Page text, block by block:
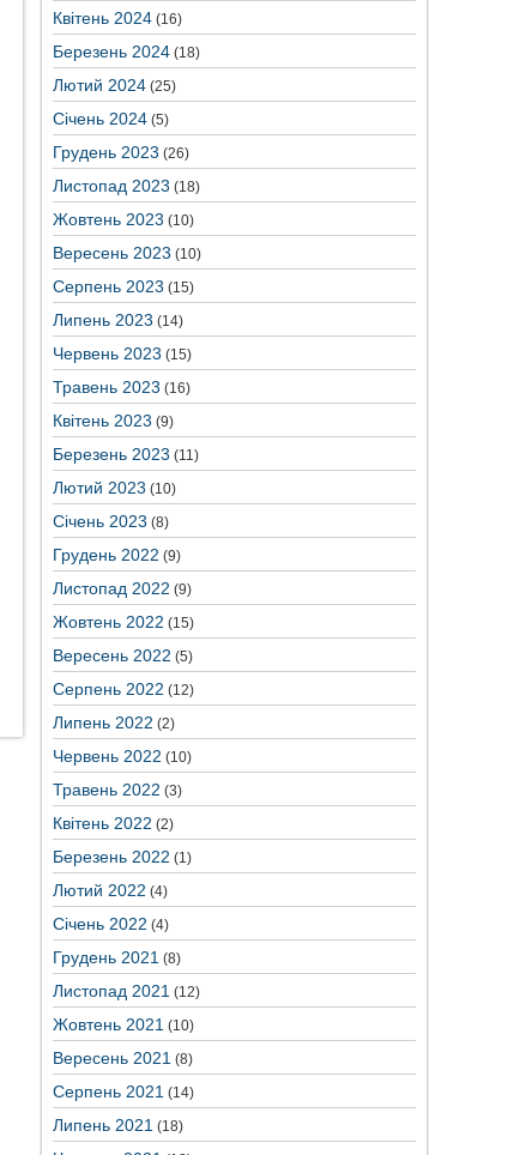
Квітень 2024(16)
Березень 2024(18)
Лютий 2024(25)
Січень 2024(5)
Грудень 2023 (26)
Листопад 2023 (18)
Жовтень 2023 (10)
Вересень 2023 (10)
Серпень 2023 (15)
Липень 2023 (14)
Червень 2023 (15)
Травень 2023 (16)
Квітень 2023 (9)
Березень 2023 (11)
Лютий 2023 (10)
Січень 2023 (8)
Грудень 2022 (9)
Листопад 2022 (9)
Жовтень 2022 (15)
Вересень 2022 (5)
Серпень 2022 (12)
Липень 2022 (2)
Червень 2022 (10)
Травень 2022 (3)
Квітень 2022 (2)
Березень 2022 (1)
Лютий 2022 (4)
Січень 2022 (4)
Грудень 2021(8)
Листопад 2021(12)
Жовтень 2021(10)
Вересень 2021(8)
Серпень 2021(14)
Липень 2021(18)